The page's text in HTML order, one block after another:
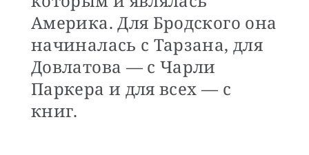
Америка. Для Бродского она
начиналась с Тарзана, для
Довлатова — с Чарли
Паркера и для всех — с
книг.